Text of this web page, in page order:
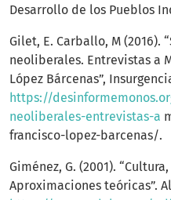
Desarrollo de los Pueblos
Gilet, E. Carballo, M (2016).
neoliberales. Entrevistas a
López Bárcenas”,
https://
neoliberales-entrevistas-a
francisco-lopez-barcenas/.
Giménez, G. (2001).
Aproximaciones teóricas”.